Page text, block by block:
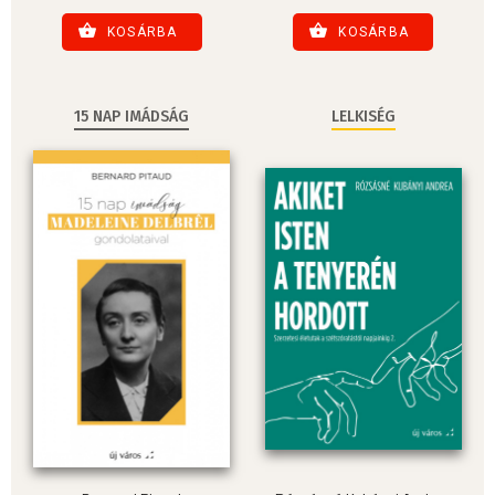
KOSÁRBA KOSÁRBA
15 NAP IMÁDSÁG LELKISÉG